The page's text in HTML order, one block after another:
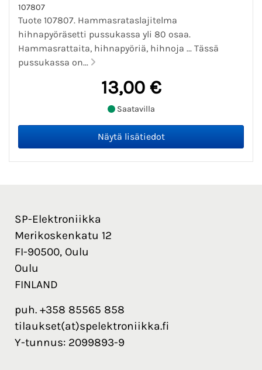
107807
Tuote 107807. Hammasrataslajitelma
hihnapyöräsetti pussukassa yli 80 osaa.
Hammasrattaita, hihnapyöriä, hihnoja ... Tässä
pussukassa on...
13,00 €
Saatavilla
SP-Elektroniikka
Merikoskenkatu 12
FI-90500, Oulu
Oulu
FINLAND
puh. +358 85565 858
tilaukset(at)spelektroniikka.fi
Y-tunnus: 2099893-9